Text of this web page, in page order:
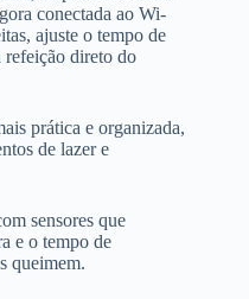
conectada ao Wi-
ajuste o tempo de
refeição direto do
prática e organizada,
de lazer e
sensores que
e o tempo de
queimem.